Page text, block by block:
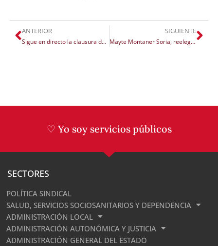
ANTERIOR
Sigue en directo la clausura del II Congreso Nacional de UGT Serveis Públics PV
SIGUIENTE
Mayte Montaner Soria, reelegida secretaria general de UGT Serveis Públics con el 98% de los votos
♡ Yo soy servicios públicos
SECTORES
POLÍTICA SINDICAL
SALUD, SERVICIOS SOCIOSANITARIOS Y DEPENDENCIA
ADMINISTRACIÓN LOCAL
ADMINISTRACIÓN AUTONÓMICA Y JUSTICIA
ADMINISTRACIÓN GENERAL DEL ESTADO